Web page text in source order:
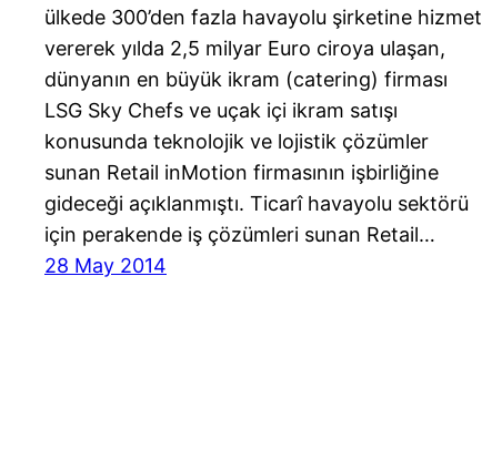
ülkede 300’den fazla havayolu şirketine hizmet
vererek yılda 2,5 milyar Euro ciroya ulaşan,
dünyanın en büyük ikram (catering) firması
LSG Sky Chefs ve uçak içi ikram satışı
konusunda teknolojik ve lojistik çözümler
sunan Retail inMotion firmasının işbirliğine
gideceği açıklanmıştı. Ticarî havayolu sektörü
için perakende iş çözümleri sunan Retail…
28 May 2014